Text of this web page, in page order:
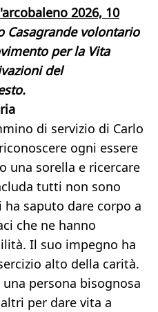
2026, 10
Casagrande volontario
per la Vita
del
di servizio di Carlo
ogni essere
una sorella e ricercare
tutti non sono
ha saputo dare corpo a
che ne hanno
Il suo impegno ha
alto della carità.
persona bisognosa
per dare vita a